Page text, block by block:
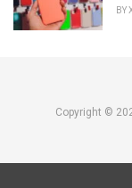
BY
Copyright ©